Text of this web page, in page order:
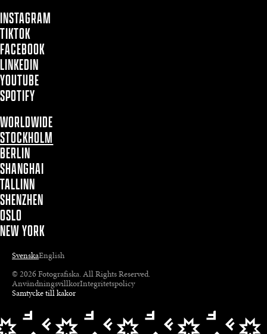
INSTAGRAM
TIKTOK
FACEBOOK
LINKEDIN
YOUTUBE
SPOTIFY
WORLDWIDE
STOCKHOLM
BERLIN
SHANGHAI
TALLINN
SHENZHEN
OSLO
NEW YORK
SvenskaEnglish
© 2026 Fotografiska. All Rights Reserved.
AnvändningsvillkorIntegritetspolicy
Samtycke till kakor